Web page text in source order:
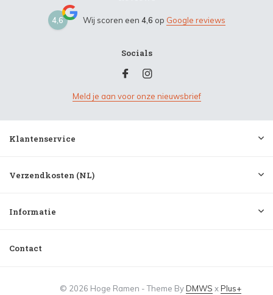
4,6 Wij scoren een 4,6 op Google reviews
Socials
Meld je aan voor onze nieuwsbrief
Klantenservice
Verzendkosten (NL)
Informatie
Contact
© 2026 Hoge Ramen - Theme ByDMWS xPlus+